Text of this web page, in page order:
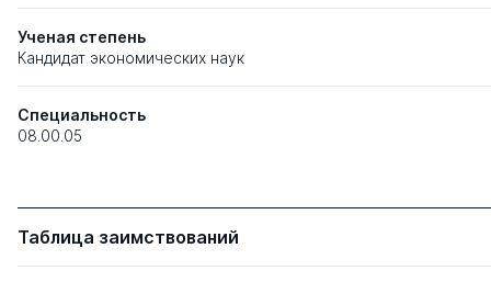
Ученая степень
Кандидат экономических наук
Специальность
08.00.05
Таблица заимствований